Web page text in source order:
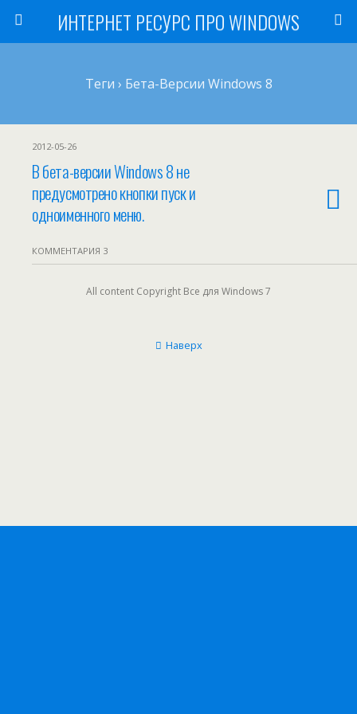
ИНТЕРНЕТ РЕСУРС ПРО WINDOWS
Теги › Бета-Версии Windows 8
2012-05-26
В бета-версии Windows 8 не
предусмотрено кнопки пуск и
одноименного меню.
КОММЕНТАРИЯ 3
All content Copyright Все для Windows 7
Наверх